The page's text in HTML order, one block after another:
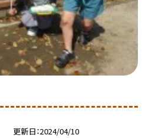
更新日 2024/04/10